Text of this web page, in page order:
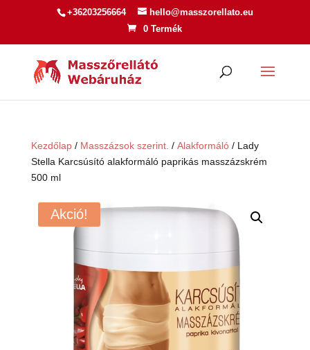
+36203256664
hello@masszorellato.eu
0 Termék
Kezdőlap/ Masszázsok szerint. / Alakformáló/ Lady
Stella Karcsúsító alakformáló paprikás masszázskrém
500 ml
Akció!